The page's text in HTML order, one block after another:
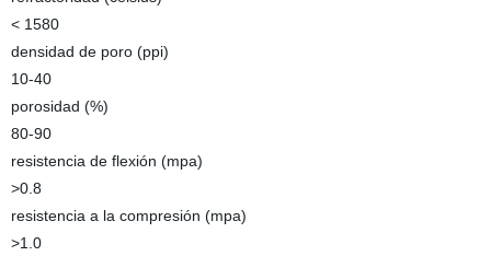
< 1580
densidad de poro (ppi)
10-40
porosidad (%)
80-90
resistencia de flexión (mpa)
>0.8
resistencia a la compresión (mpa)
>1.0